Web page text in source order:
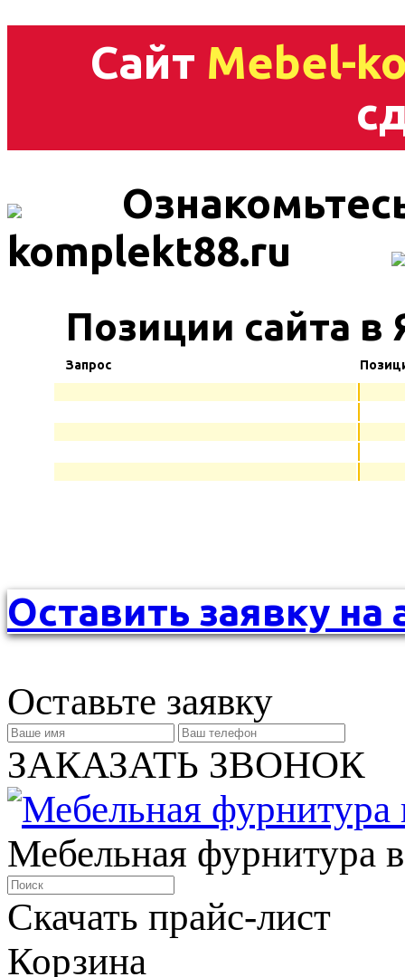
Сайт Mebel-
komplekt88.ru
Позиции сайта в
Запрос
Оставить заявку на
Оставьте заявку
ЗАКАЗАТЬ ЗВОНОК
Мебельная фурнитура
Скачать прайс-лист
Корзина